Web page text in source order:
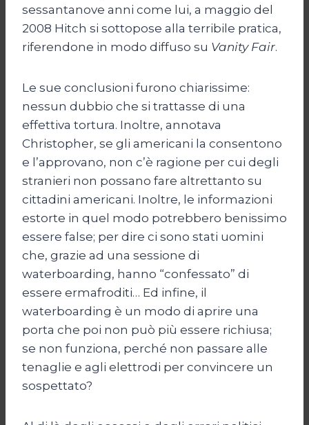
sessantanove anni come lui, a maggio del
2008 Hitch si sottopose alla terribile pratica,
riferendone in modo diffuso su Vanity Fair.
Le sue conclusioni furono chiarissime:
nessun dubbio che si trattasse di una
effettiva tortura. Inoltre, annotava
Christopher, se gli americani la consentono
e l’approvano, non c’è ragione per cui degli
stranieri non possano fare altrettanto su
cittadini americani. Inoltre, le informazioni
estorte in quel modo potrebbero benissimo
essere false; per dire ci sono stati uomini
che, grazie ad una sessione di
waterboarding, hanno “confessato” di
essere ermafroditi… Ed infine, il
waterboarding è un modo di aprire una
porta che poi non può più essere richiusa;
se non funziona, perché non passare alle
tenaglie e agli elettrodi per convincere un
sospettato?